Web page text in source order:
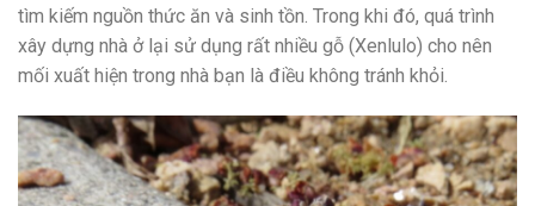
tìm kiếm nguồn thức ăn và sinh tồn. Trong khi đó, quá trình
xây dựng nhà ở lại sử dụng rất nhiều gỗ (Xenlulo) cho nên
mối xuất hiện trong nhà bạn là điều không tránh khỏi.